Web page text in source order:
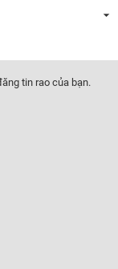
tin rao của bạn.